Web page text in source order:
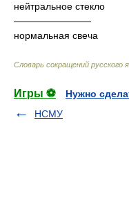
нейтральное стекло
————————
нормальная свеча
Словарь сокращений русского
Игры ⚽
Нужно
НСМУ